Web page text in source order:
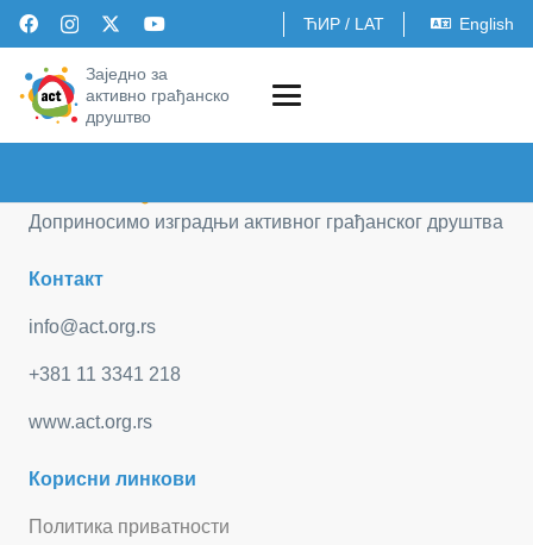
ЋИР / LAT English
Заједно за
активно грађанско
друштво
Доприносимо изградњи активног грађанског друштва
Контакт
info@act.org.rs
+381 11 3341 218
www.act.org.rs
Корисни линкови
Политика приватности